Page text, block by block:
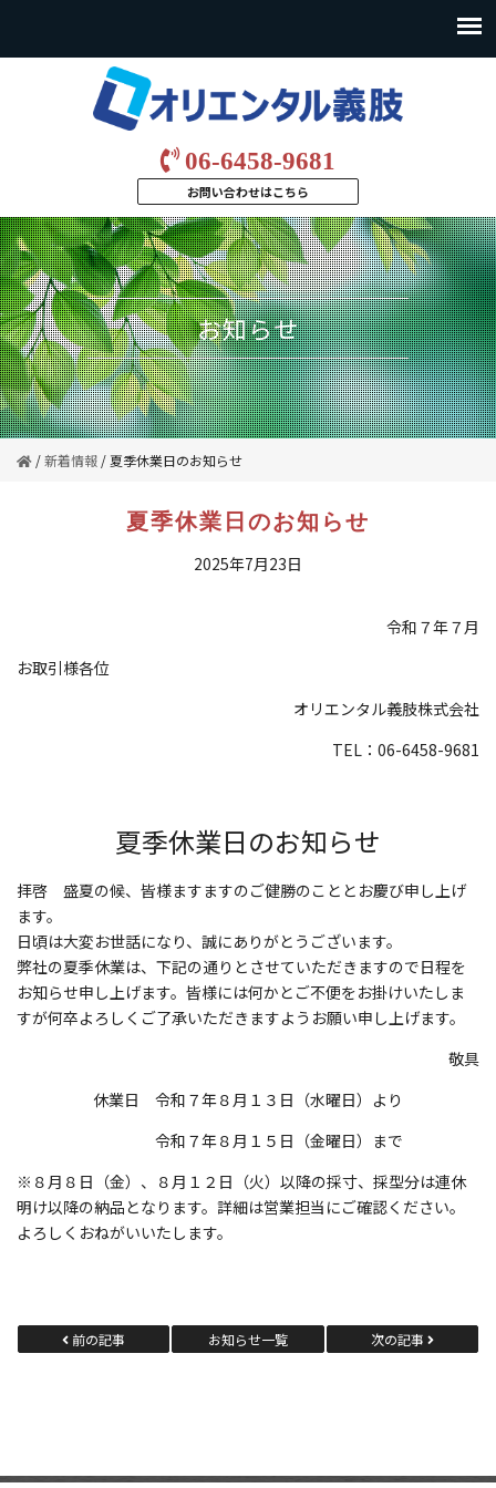
06-6458-9681
お問い合わせはこちら
お知らせ
/新着情報/夏季休業日のお知らせ
夏季休業日のお知らせ
2025年7月23日
令和７年７月
お取引様各位
オリエンタル義肢株式会社
TEL：06-6458-9681
夏季休業日のお知らせ
拝啓 盛夏の候、皆様ますますのご健勝のこととお慶び申し上げ
ます。
日頃は大変お世話になり、誠にありがとうございます。
弊社の夏季休業は、下記の通りとさせていただきますので日程を
お知らせ申し上げます。皆様には何かとご不便をお掛けいたしま
すが何卒よろしくご了承いただきますようお願い申し上げます。
敬具
休業日 令和７年８月１３日（水曜日）より
令和７年８月１５日（金曜日）まで
※８月８日（金）、８月１２日（火）以降の採寸、採型分は連休
明け以降の納品となります。詳細は営業担当にご確認ください。
よろしくおねがいいたします。
前の記事 お知らせ一覧 次の記事